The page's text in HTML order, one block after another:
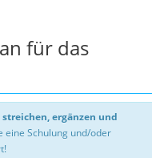
für das
ergänzen und
eine Schulung und/oder